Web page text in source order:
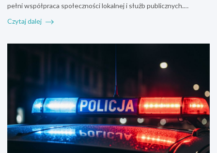
pełni współpraca społeczności lokalnej i służb publicznych.…
Czytaj dalej